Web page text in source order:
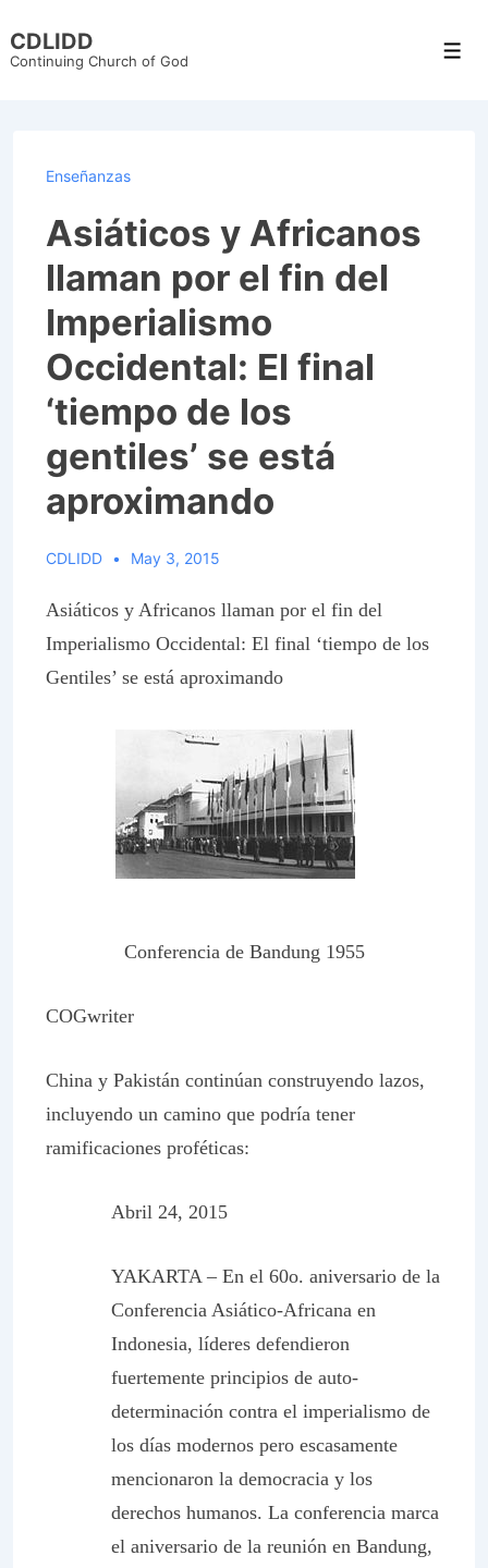
Skip
CDLIDD
Continuing Church of God
Enseñanzas
Asiáticos y Africanos
llaman por el fin del
Imperialismo
Occidental: El final
‘tiempo de los
gentiles’ se está
aproximando
CDLIDD May 3, 2015
Asiáticos y Africanos llaman por el fin del
Imperialismo Occidental: El final ‘tiempo de los
Gentiles’ se está aproximando
Conferencia de Bandung 1955
COGwriter
China y Pakistán continúan construyendo lazos,
incluyendo un camino que podría tener
ramificaciones proféticas:
Abril 24, 2015
YAKARTA – En el 60o. aniversario de la
Conferencia Asiático-Africana en
Indonesia, líderes defendieron
fuertemente principios de auto-
determinación contra el imperialismo de
los días modernos pero escasamente
mencionaron la democracia y los
derechos humanos. La conferencia marca
el aniversario de la reunión en Bandung,